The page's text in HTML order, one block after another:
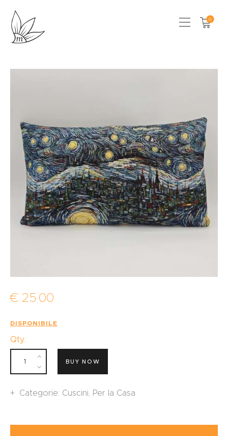
0
CONTATTI
€ 25.00
DISPONIBILE
Qty.:
BUY NOW
Categorie: Cuscini Per la Casa